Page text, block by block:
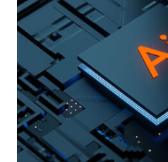
COMPLIANCE